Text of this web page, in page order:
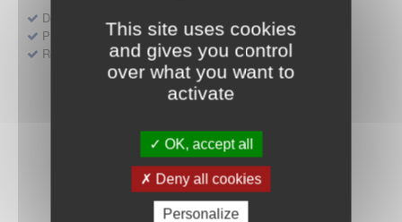
This site uses cookies
and gives you control
over what you want to
activate
OK, accept all
Deny all cookies
Personalize
Dépôt d'un dossier pour un produit de santé
Protocoles d'études post-inscription
Rencontres précoces